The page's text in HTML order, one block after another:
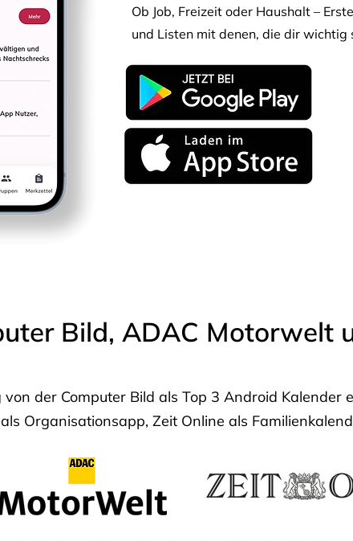
Ob Job, Freizeit oder Haushalt –
und Listen mit denen, die dir wichtig
Bild, ADAC Motorwelt
der Computer Bild als Top 3 Android Kalender
Organisationsapp, Zeit Online als